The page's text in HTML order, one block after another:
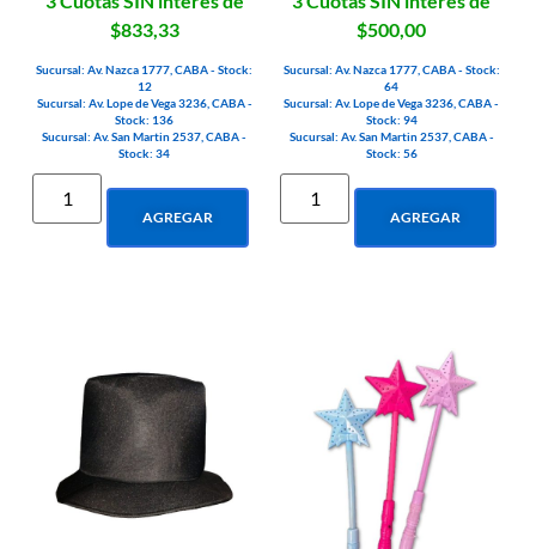
$833,33
Sucursal: Av. Nazca 1777, CABA - Stock:
12
Sucursal: Av. Lope de Vega 3236, CABA -
Stock: 136
Sucursal: Av. San Martin 2537, CABA -
Stock: 34
AGREGAR
$500,00
Sucursal: Av. Nazca 1777, CABA - Stock:
64
Sucursal: Av. Lope de Vega 3236, CABA -
Stock: 94
Sucursal: Av. San Martin 2537, CABA -
Stock: 56
AGREGAR